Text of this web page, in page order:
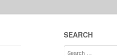
SEARCH
Search